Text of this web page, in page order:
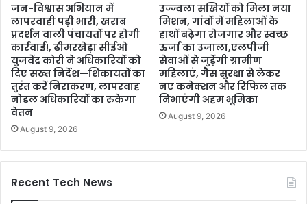
जन-विश्वास अभियान में
लापरवाही पड़ी भारी, खराब
प्रदर्शन वाली पंचायतों पर होगी
कार्रवाई!, ढीमरखेड़ा सीईओ
युजवेंद्र कोरी ने अधिकारियों को
दिए सख्त निर्देश—शिकायतों का
तुरंत करें निराकरण, लापरवाह
नोडल अधिकारियों का रुकेगा
वेतन
August 9, 2026
उज्ज्वला सखियों को मिला नया
मिशन, गांवों में महिलाओं के
हाथों बढ़ेगा रोजगार और स्वच्छ
ऊर्जा का उजाला,एलपीजी
सेवाओं से जुड़ेंगी ग्रामीण
महिलाएं, गैस सुरक्षा से लेकर
नए कनेक्शन और रिफिल तक
निभाएंगी अहम भूमिका
August 9, 2026
Recent Tech News